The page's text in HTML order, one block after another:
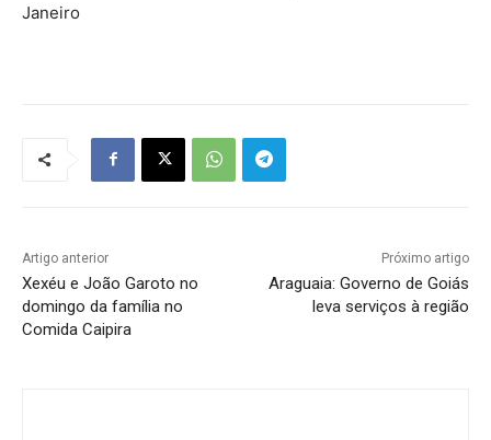
Janeiro
Artigo anterior
Xexéu e João Garoto no
domingo da família no
Comida Caipira
Próximo artigo
Araguaia: Governo de Goiás
leva serviços à região